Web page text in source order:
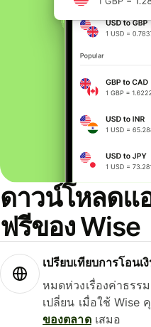
ดาวน์โหลดแ
ฟรีของ Wise
เปรียบเทียบการโอน
หมดห่วงเรื่องค่าธรร
เปลี่ยน เมื่อใช้ Wise
ของตลาดเสมอ